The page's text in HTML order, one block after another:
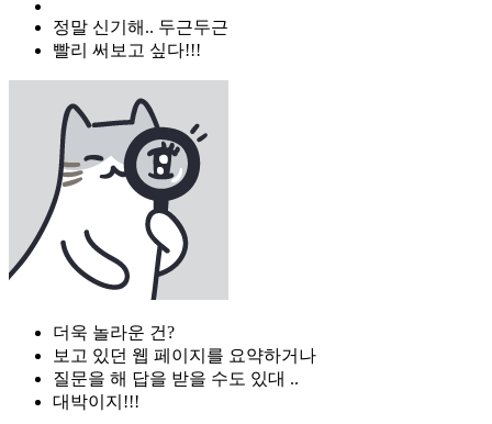
정말 신기해.. 두근두근
빨리 써보고 싶다!!!
더욱 놀라운 건?
보고 있던 웹 페이지를 요약하거나
질문을 해 답을 받을 수도 있대 ..
대박이지!!!